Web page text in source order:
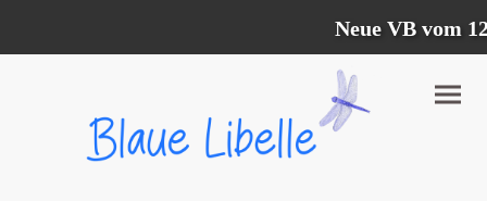
Neue VB vom